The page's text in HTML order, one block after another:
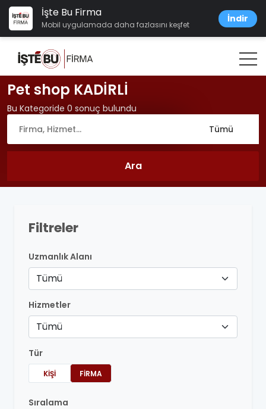
İşte Bu Firma
Mobil uygulamada daha fazlasını keşfet
İndir
Pet shop KADİRLİ
Bu Kategoride 0 sonuç bulundu
Filtreler
Uzmanlık Alanı
Tümü
Hizmetler
Tümü
Tür
KIŞI FIRMA
Sıralama